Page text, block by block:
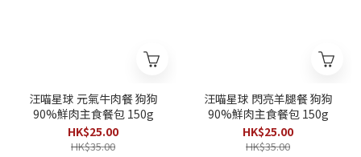
汪喵星球 元氣牛肉餐 狗狗
90%鮮肉主食餐包 150g
HK$25.00
HK$35.00
汪喵星球 閃亮羊腿餐 狗狗
90%鮮肉主食餐包 150g
HK$25.00
HK$35.00